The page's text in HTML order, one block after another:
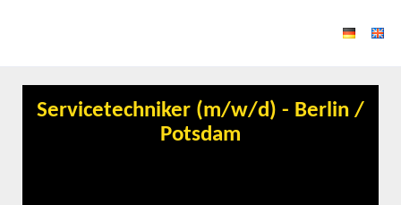
Servicetechniker (m/w/d) - Berlin /
Potsdam